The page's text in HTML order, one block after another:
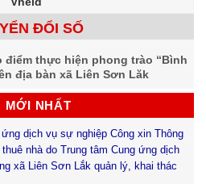
ĐỔI SỐ
điểm thực hiện phong trào “Bình
địa bàn xã Liên Sơn Lăk
MỚI NHẤT
dịch vụ sự nghiệp Công xin Thông
nhà do Trung tâm Cung ứng dịch
xã Liên Sơn Lắk quản lý, khai thác